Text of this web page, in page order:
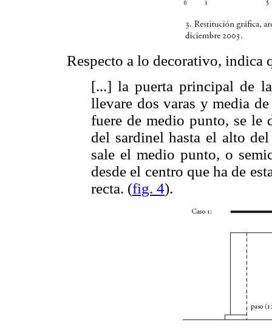
Respecto a lo decorativo, indica
[...] la puerta principal de
llevare dos varas y media
fuere de medio punto, se le
del sardinel hasta el alto
sale el medio punto, o
desde el centro que ha de
recta. (fig. 4).